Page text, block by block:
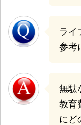
ライ
参考
無駄
教育
にど